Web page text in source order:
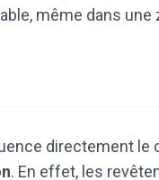
même dans une
directement le
. En effet, les